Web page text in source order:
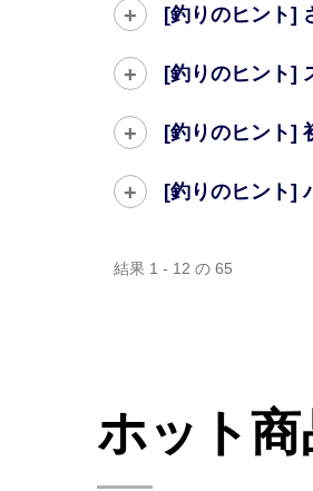
[釣りのヒント]
[釣りのヒント]
[釣りのヒント]
[釣りのヒント]
結果 1 - 12 の 65
ホット商